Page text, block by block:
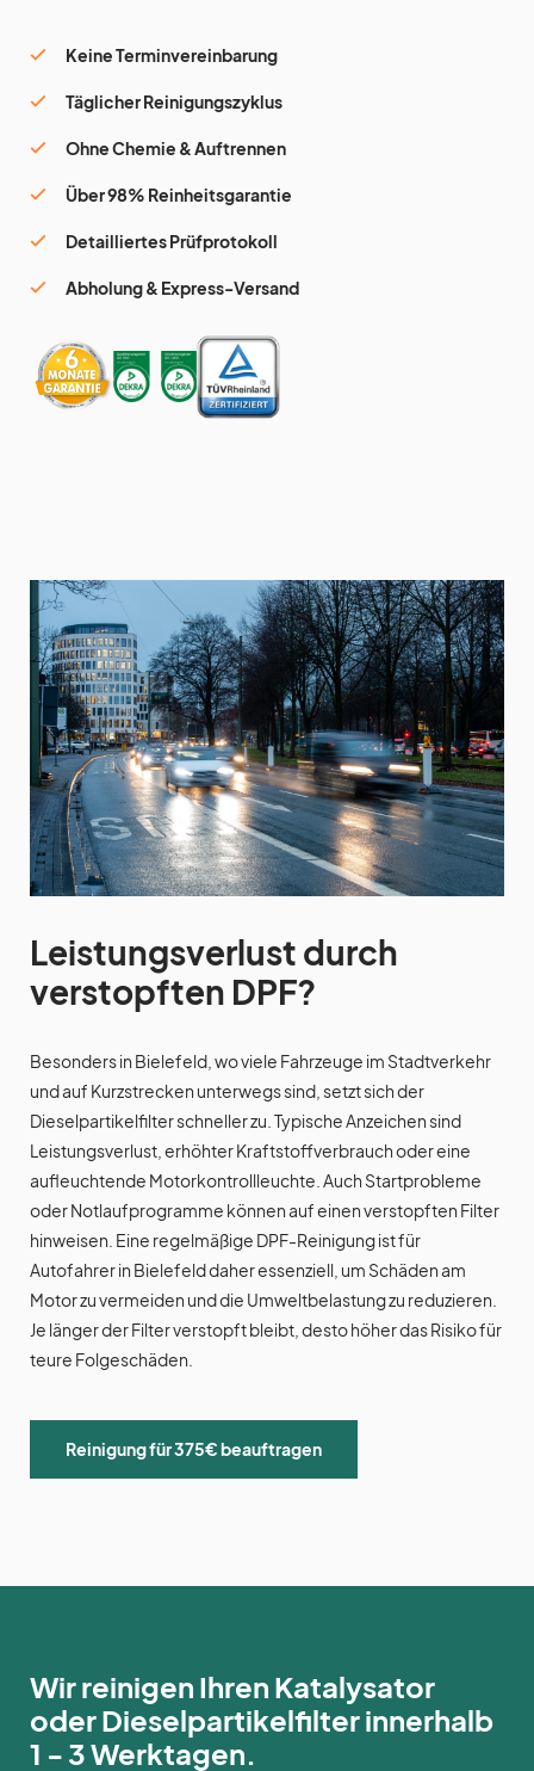
Keine Terminvereinbarung
Täglicher Reinigungszyklus
Ohne Chemie & Auftrennen
Über 98% Reinheitsgarantie
Detailliertes Prüfprotokoll
Abholung & Express-Versand
Leistungsverlust durch
verstopften DPF?
Besonders in Bielefeld, wo viele Fahrzeuge im Stadtverkehr
und auf Kurzstrecken unterwegs sind, setzt sich der
Dieselpartikelfilter schneller zu. Typische Anzeichen sind
Leistungsverlust, erhöhter Kraftstoffverbrauch oder eine
aufleuchtende Motorkontrollleuchte. Auch Startprobleme
oder Notlaufprogramme können auf einen verstopften Filter
hinweisen. Eine regelmäßige DPF-Reinigung ist für
Autofahrer in Bielefeld daher essenziell, um Schäden am
Motor zu vermeiden und die Umweltbelastung zu reduzieren.
Je länger der Filter verstopft bleibt, desto höher das Risiko für
teure Folgeschäden.
Reinigung für 375€ beauftragen
Wir reinigen Ihren Katalysator
oder Dieselpartikelfilter innerhalb
1 - 3 Werktagen.